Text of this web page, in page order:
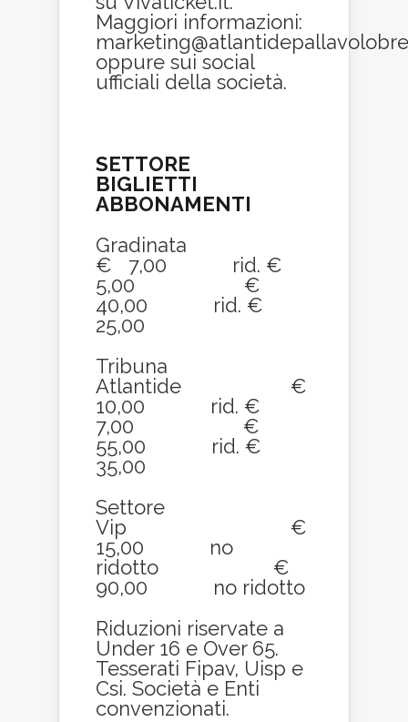
Maggiori informazioni:
marketing
oppure sui social
ufficiali della società.
SETTORE
BIGLIETTI
ABBONAMENTI
Gradinata
€ 7,00 rid. €
5,00 €
40,00 rid. €
25,00
Tribuna
Atlantide €
10,00 rid. €
7,00 €
55,00 rid. €
35,00
Settore
Vip €
15,00 no
ridotto €
90,00 no ridotto
Riduzioni riservate a
Under 16 e Over 65.
Tesserati Fipav, Uisp e
Csi. Società e Enti
convenzionati.